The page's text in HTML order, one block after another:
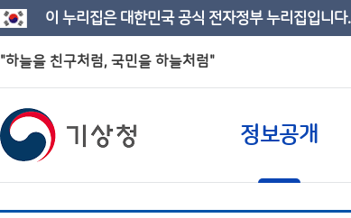
이 누리집은 대한민국 공식 전자정부 누리집입니다.
"하늘을 친구처럼, 국민을 하늘처럼"
정보공개